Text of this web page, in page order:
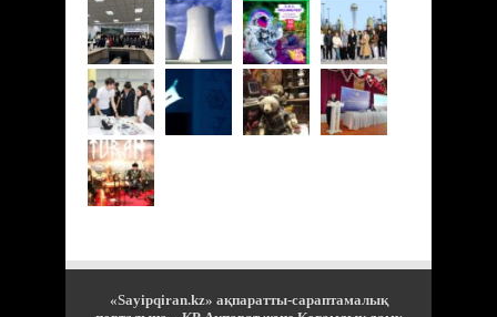
«Sayipqiran.kz» ақпаратты-сараптамалық